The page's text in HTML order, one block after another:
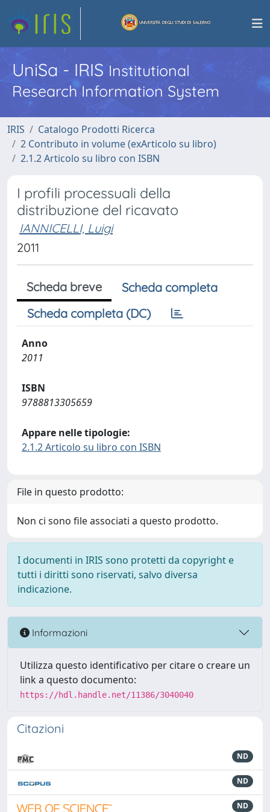
UniSa - IRISInstitutional
Research Information System
IRIS
Catalogo Prodotti Ricerca
2 Contributo in volume (exArticolo su libro)
2.1.2 Articolo su libro con ISBN
I profili processuali della
distribuzione del ricavato
IANNICELLI, Luigi
2011
Scheda breve
Scheda completa
Scheda completa (DC)
Anno
2011
ISBN
9788813305659
Appare nelle tipologie:
2.1.2 Articolo su libro con ISBN
File in questo prodotto:
Non ci sono file associati a questo prodotto.
I documenti in IRIS sono protetti da copyright e
tutti i diritti sono riservati, salvo diversa
indicazione.
Informazioni
Utilizza questo identificativo per citare o creare un
link a questo documento:
https://hdl.handle.net/11386/3040040
Citazioni
ND
ND
ND